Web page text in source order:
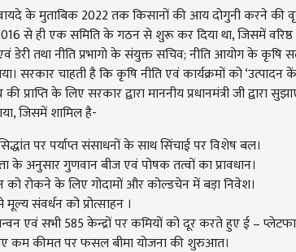
वायदे के मुताबिक 2022 तक किसानों की आय दोगुनी करने की
से ही एक समिति के गठन से शुरू कर दिया था, जिसमें वरिष्ठ
तथा नीति प्रभागो के संयुक्त सचिव; नीति आयोग के कृषि
सरकार चाहती है कि कृषि नीति एवं कार्यक्रमों को ‘उत्पादन
प्राप्ति के लिए सरकार द्वारा माननीय प्रधानमंत्री जी द्वारा
जिसमें शामिल है-
पर पर्याप्त संसाधनों के साथ सिंचाई पर विशेष बल।
के अनुसार गुणवान बीज एवं पोषक तत्वों का प्रावधान।
रोकने के लिए गोदामों और कोल्डचेन में बड़ा निवेश।
संवर्धन को प्रोत्साहन ।
एवं सभी 585 केन्द्रों पर कमियों को दूर करते हुए ई –
कम कीमत पर फसल बीमा योजना की शुरुआत।